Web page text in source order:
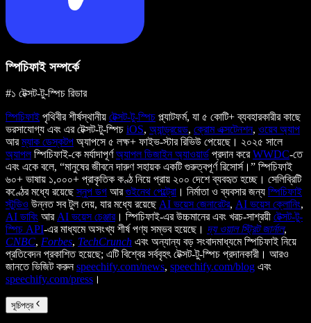
স্পিচিফাই সম্পর্কে
#১ টেক্সট-টু-স্পিচ রিডার
স্পিচিফাই পৃথিবীর শীর্ষস্থানীয় টেক্সট-টু-স্পিচ প্ল্যাটফর্ম, যা ৫ কোটি+ ব্যবহারকারীর কাছে
ভরসাযোগ্য এবং এর টেক্সট-টু-স্পিচ iOS, অ্যান্ড্রয়েড, ক্রোম এক্সটেনশন, ওয়েব অ্যাপ
আরম্যাক ডেস্কটপ অ্যাপসে ৫ লক্ষ+ ফাইভ-স্টার রিভিউ পেয়েছে। ২০২৫ সালে
অ্যাপলস্পিচিফাই-কে মর্যাদাপূর্ণঅ্যাপল ডিজাইন অ্যাওয়ার্ড প্রদান করেWWDC-তে
এবং একে বলে, “মানুষের জীবনে দারুণ সহায়ক একটি গুরুত্বপূর্ণ রিসোর্স।” স্পিচিফাই
৬০+ ভাষায় ১,০০০+ প্রাকৃতিক কণ্ঠ নিয়ে প্রায় ২০০ দেশে ব্যবহৃত হচ্ছে। সেলিব্রিটি
কণ্ঠের মধ্যে রয়েছেস্নুপ ডগ আরগুইনেথ পেল্ট্রো । নির্মাতা ও ব্যবসার জন্য স্পিচিফাই
স্টুডিও উন্নত সব টুল দেয়, যার মধ্যে রয়েছে AI ভয়েস জেনারেটর, AI ভয়েস ক্লোনিং,
AI ডাবিং আর AI ভয়েস চেঞ্জার। স্পিচিফাই-এর উচ্চমানের এবং খরচ-সাশ্রয়ী টেক্সট-টু-
স্পিচ API-এর মাধ্যমে অসংখ্য শীর্ষ পণ্য সম্ভব হয়েছে। দ্য ওয়াল স্ট্রিট জার্নাল,
CNBC, Forbes, TechCrunch এবং অন্যান্য বড় সংবাদমাধ্যমে স্পিচিফাই নিয়ে
প্রতিবেদন প্রকাশিত হয়েছে; এটি বিশ্বের সর্ববৃহৎ টেক্সট-টু-স্পিচ প্রদানকারী। আরও
জানতে ভিজিট করুনspeechify.com/news, speechify.com/blog এবং
speechify.com/press ।
সূচিপত্র